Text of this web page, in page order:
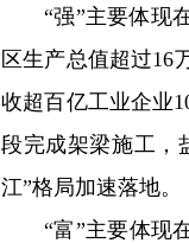
“强”主要体现
区生产总值超过16
收超百亿工业企业
段完成架梁施工，
江”格局加速落地。
“富”主要体现